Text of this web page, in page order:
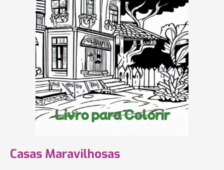
Casas Maravilhosas